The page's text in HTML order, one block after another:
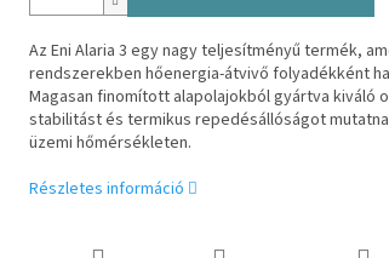
Az Eni Alaria 3 egy nagy teljesítményű termék,
rendszerekben hőenergia-átvivő folyadékként
Magasan finomított alapolajokból gyártva kiváló
stabilitást és termikus repedésállóságot
üzemi hőmérsékleten.
Részletes információ